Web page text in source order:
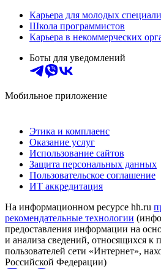
Карьера для молодых
Школа программистов
Карьера в некоммерческих
Боты для уведомлений
Мобильное приложение
Этика и комплаенс
Оказание услуг
Использование сайтов
Защита персональных данных
Пользовательское соглашение
ИТ аккредитация
На информационном ресурсе hh.ru
рекомендательные технологии
предоставления информации на
и анализа сведений, относящихся к
пользователей сети «Интернет»,
Российской Федерации)